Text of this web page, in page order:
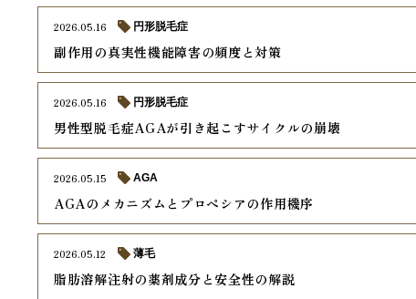
副作用の真実性機能障害の頻度と対策
2026.05.16 円形脱毛症
男性型脱毛症AGAが引き起こすサイクルの崩壊
2026.05.16 円形脱毛症
AGAのメカニズムとプロペシアの作用機序
2026.05.15 AGA
脂肪溶解注射の薬剤成分と安全性の解説
2026.05.12 薄毛